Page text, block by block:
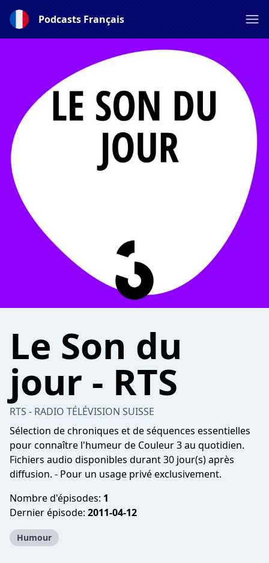
Podcasts Français
Le Son du
jour - RTS
RTS - RADIO TÉLÉVISION SUISSE
Sélection de chroniques et de séquences essentielles
pour connaître l'humeur de Couleur 3 au quotidien.
Fichiers audio disponibles durant 30 jour(s) après
diffusion. - Pour un usage privé exclusivement.
Nombre d'épisodes: 1
Dernier épisode: 2011-04-12
Humour